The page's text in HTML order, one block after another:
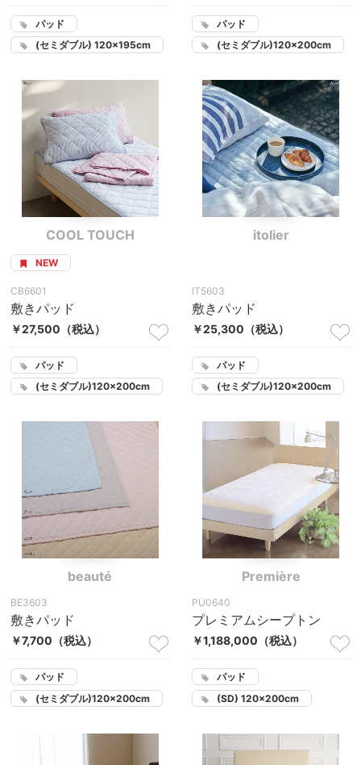
パッド
(セミダブル) 120×195cm
パッド
(セミダブル)120×200cm
COOL TOUCH
NEW
CB6601
敷きパッド
￥27,500 （税込）
パッド
(セミダブル)120×200cm
itolier
IT5603
敷きパッド
￥25,300 （税込）
パッド
(セミダブル)120×200cm
beauté
BE3603
敷きパッド
￥7,700 （税込）
パッド
(セミダブル)120×200cm
Première
PU0640
プレミアムシープトン
￥1,188,000 （税込）
パッド
(SD) 120×200cm